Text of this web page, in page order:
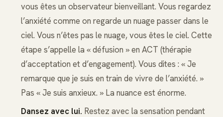
vous êtes un observateur bienveillant. Vous regardez
l’anxiété comme on regarde un nuage passer dans le
ciel. Vous n’êtes pas le nuage, vous êtes le ciel. Cette
étape s’appelle la « défusion » en ACT (thérapie
d’acceptation et d’engagement). Vous dites : « Je
remarque que je suis en train de vivre de l’anxiété. »
Pas « Je suis anxieux. » La nuance est énorme.
Dansez avec lui. Restez avec la sensation pendant